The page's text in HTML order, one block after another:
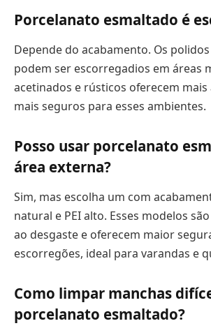
Porcelanato esmaltado é
Depende do acabamento. Os
podem ser escorregadios em áreas
acetinados e rústicos oferecem mais
mais seguros para esses ambientes.
Posso usar porcelanato
área externa?
Sim, mas escolha um com
natural e PEI alto. Esses modelos
ao desgaste e oferecem maior
escorregões, ideal para varandas e
Como limpar manchas
porcelanato esmaltado?